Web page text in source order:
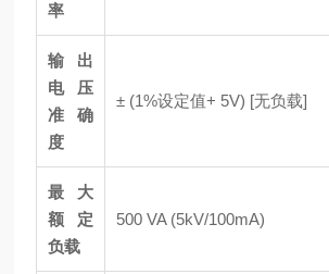
率
输出
电压
准确
度
± (1%设定值+ 5V) [无负载]
最大
额定
负载
500 VA (5kV/100mA)